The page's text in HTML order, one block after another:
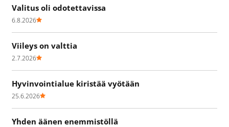
Valitus oli odotettavissa
6.8.2026
Viileys on valttia
2.7.2026
Hyvinvointialue kiristää vyötään
25.6.2026
Yhden äänen enemmistöllä